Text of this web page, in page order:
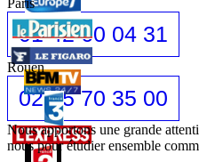
01 42 60 04 31
Rouen
02 35 70 35 00
Nous apportons une grande
nous pour étudier ensemble